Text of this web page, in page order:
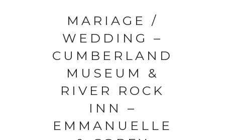
MARIAGE /
WEDDING –
CUMBERLAND
MUSEUM &
RIVER ROCK
INN –
EMMANUELLE